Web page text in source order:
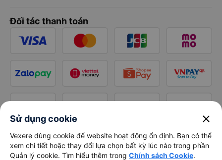
Đối tác thanh toán
Sử dụng cookie close
Vexere dùng cookie để website hoạt động ổn định. Bạn có thể
xem chi tiết hoặc thay đổi lựa chọn bất kỳ lúc nào trong phần
Quản lý cookie. Tìm hiểu thêm trong Chính sách Cookie.